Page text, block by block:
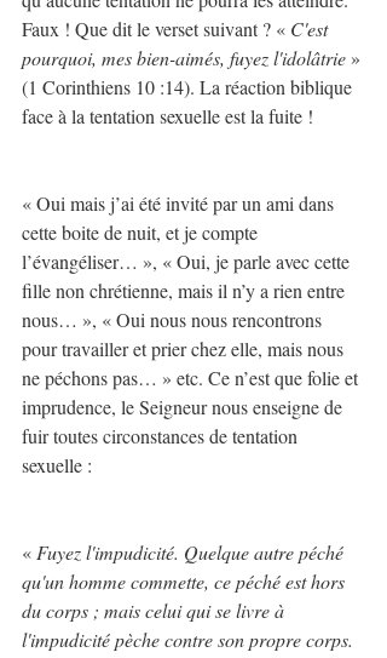
Faux ! Que dit le verset suivant ? « C'est
pourquoi, mes bien-aimés, fuyez l'idolâtrie »
(1 Corinthiens 10 :14). La réaction biblique
face à la tentation sexuelle est la fuite !
« Oui mais j’ai été invité par un ami dans
cette boite de nuit, et je compte
l’évangéliser… », « Oui, je parle avec cette
fille non chrétienne, mais il n’y a rien entre
nous… », « Oui nous nous rencontrons
pour travailler et prier chez elle, mais nous
ne péchons pas… » etc. Ce n’est que folie et
imprudence, le Seigneur nous enseigne de
fuir toutes circonstances de tentation
sexuelle :
« Fuyez l'impudicité. Quelque autre péché
qu'un homme commette, ce péché est hors
du corps ; mais celui qui se livre à
l'impudicité pèche contre son propre corps.